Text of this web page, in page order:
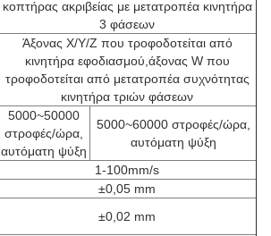
κοπτήρας ακριβείας με μετατροπέα κινητήρα
3 φάσεων
Άξονας X/Y/Z που τροφοδοτείται από
κινητήρα εφοδιασμού,άξονας W που
τροφοδοτείται από μετατροπέα συχνότητας
κινητήρα τριών φάσεων
5000~50000
στροφές/ώρα,
αυτόματη ψύξη
5000~60000 στροφές/ώρα,
αυτόματη ψύξη
1-100mm/s
±0,05 mm
±0,02 mm